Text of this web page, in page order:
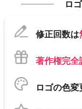
ロ
修正回数は
著作権完全
ロゴの色変